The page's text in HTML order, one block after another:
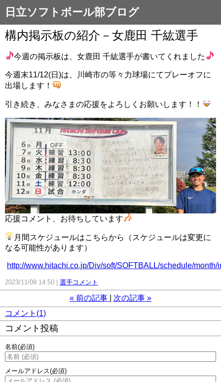
日立ソフトボール部ブログ
構内掲示板の紹介－女鹿田 千紘選手
今週の掲示板は、女鹿田 千紘選手が書いてくれました
今週末11/12(日)は、川崎市の等々力球場にてプレーオフに
出場します！
引き続き、みなさまの応援をよろしくお願いします！！
応援コメント、お待ちしています
月間スケジュールはこちらから（スケジュールは変更に
なる可能性があります）
http://www.hitachi.co.jp/Div/soft/SOFTBALL/schedule/month/
2023/11/09 14:50 選手コメント
« 前の記事 次の記事 »
コメント(1)
コメント投稿
名前(必須)
メールアドレス(必須)